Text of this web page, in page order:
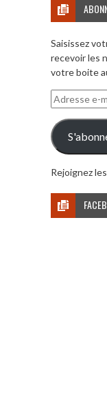
Saisissez
recevoir les
votre boite
Adresse
e-
mail
Rejoignez